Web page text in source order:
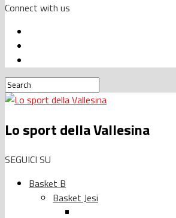
Connect with us
Lo sport della Vallesina
SEGUICI SU
Basket B
Basket Jesi